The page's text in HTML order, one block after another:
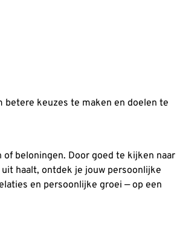
keuzes te maken en doelen te
beloningen. Door goed te kijken naar
haalt, ontdek je jouw persoonlijke
en persoonlijke groei — op een